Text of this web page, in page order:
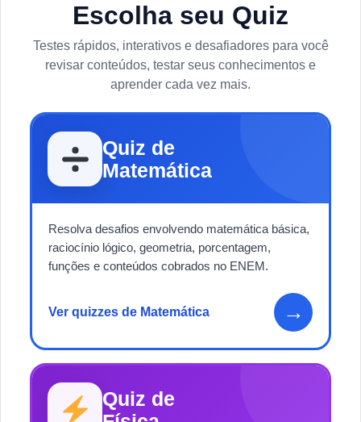
Escolha seu Quiz
Testes rápidos, interativos e desafiadores para você
revisar conteúdos, testar seus conhecimentos e
aprender cada vez mais.
Quiz de
Matemática
Resolva desafios envolvendo matemática básica,
raciocínio lógico, geometria, porcentagem,
funções e conteúdos cobrados no ENEM.
Ver quizzes de Matemática →
Quiz de